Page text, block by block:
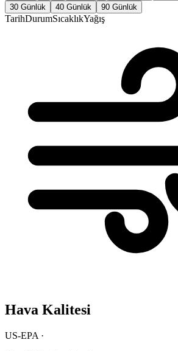
30 Günlük
40 Günlük 90 Günlük
TarihDurumSıcaklıkYağış
Hava Kalitesi
US-EPA ·